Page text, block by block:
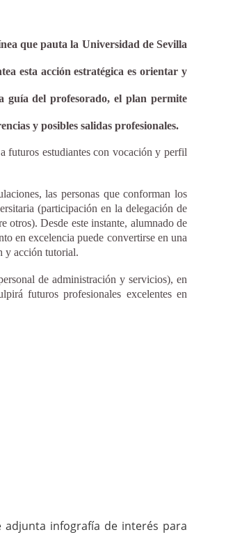
que pauta la Universidad de Sevilla
esta acción estratégica es orientar y
guía del profesorado, el plan permite
y posibles salidas profesionales.
futuros estudiantes con vocación y perfil
las personas que conforman los
(participación en la delegación de
otros). Desde este instante, alumnado de
en excelencia puede convertirse en una
y acción tutorial.
de administración y servicios), en
futuros profesionales excelentes en
adjunta infografía de interés para